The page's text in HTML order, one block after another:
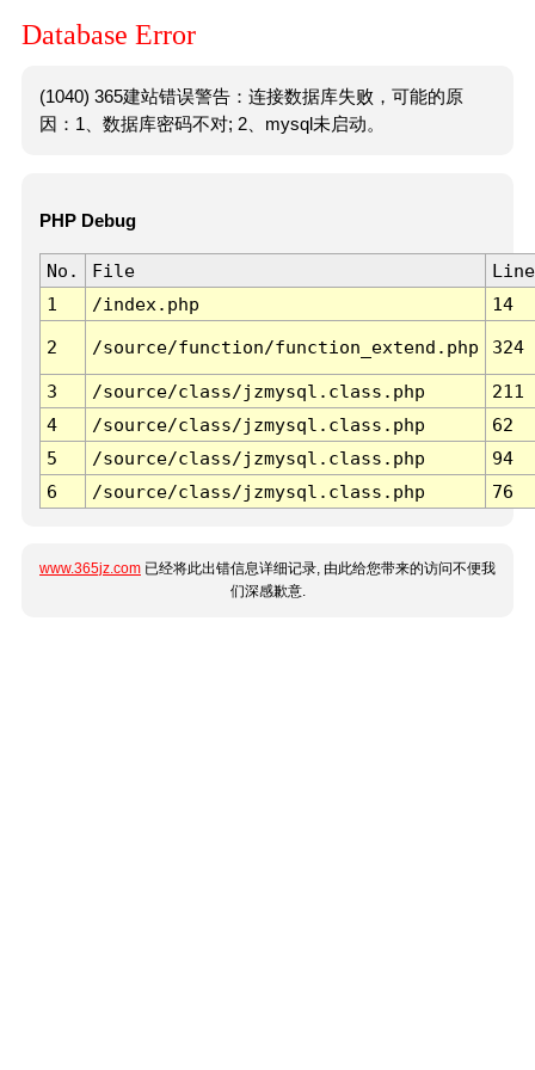
Database Error
(1040) 365建站错误警告：连接数据库失败，可能的原
因：1、数据库密码不对; 2、mysql未启动。
PHP Debug
No. File
Line
1
/index.php 14
2 /source/function/function_extend.php 324
3 /source/class/jzmysql.class.php
211
4
/source/class/jzmysql.class.php
62
5
/source/class/jzmysql.class.php
94
6
/source/class/jzmysql.class.php 76
www.365jz.com 已经将此出错信息详细记录, 由此给您带来的访问不便我
们深感歉意.